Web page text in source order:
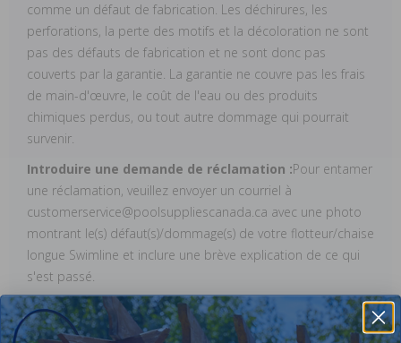
comme un défaut de fabrication. Les déchirures, les
perforations, la perte des motifs et la décoloration ne sont
pas des défauts de fabrication et ne sont donc pas
couverts par la garantie. La garantie ne couvre pas les frais
de main-d'œuvre, le coût de l'eau ou des produits
chimiques perdus, ou tout autre dommage qui pourrait
survenir.
Introduire une demande de réclamation :Pour entamer
une réclamation, veuillez envoyer un courriel à
customerservice@poolsuppliescanada.ca avec une photo
montrant le(s) défaut(s)/dommage(s) de votre flotteur/chaise
longue Swimline et inclure une brève explication de ce qui
s'est passé.